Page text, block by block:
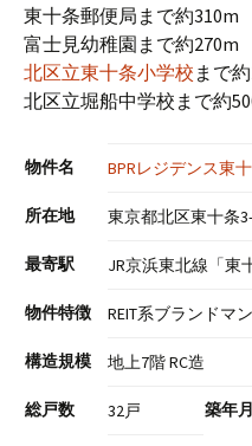
東十条郵便局まで約310m
富士見幼稚園まで約270m
北区立東十条小学校 まで
北区立堀船中学校まで約
物件名 BPRレジデンス東
所在地 東京都北区東十条
最寄駅 JR京浜東北線「東
物件特徴 REIT系ブランドマ
構造規模 地上7階 RC造
総戸数 32戸 築年月